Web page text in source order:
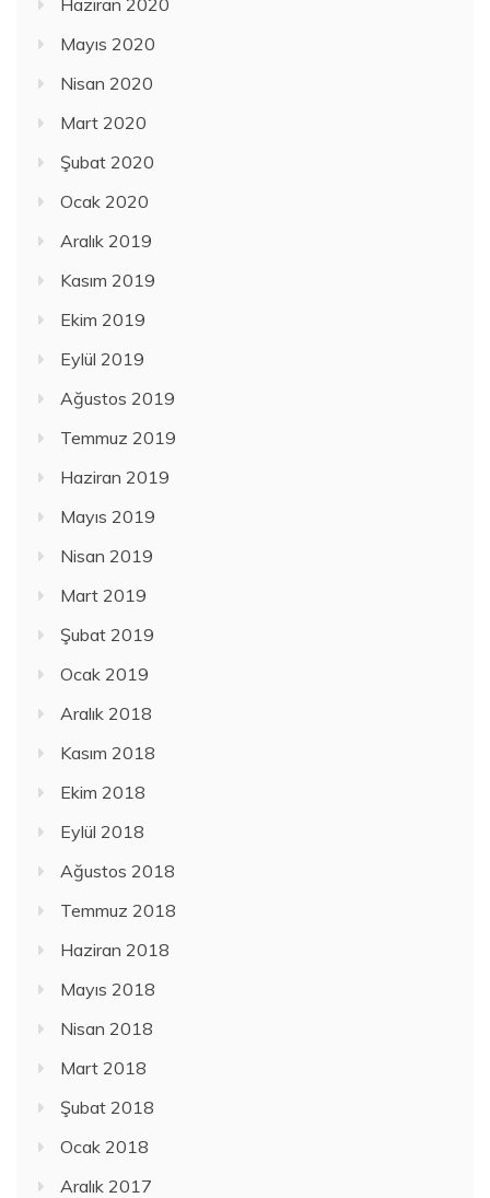
Mayıs 2020
Nisan 2020
Mart 2020
Şubat 2020
Ocak 2020
Aralık 2019
Kasım 2019
Ekim 2019
Eylül 2019
Ağustos 2019
Temmuz 2019
Haziran 2019
Mayıs 2019
Nisan 2019
Mart 2019
Şubat 2019
Ocak 2019
Aralık 2018
Kasım 2018
Ekim 2018
Eylül 2018
Ağustos 2018
Temmuz 2018
Haziran 2018
Mayıs 2018
Nisan 2018
Mart 2018
Şubat 2018
Ocak 2018
Aralık 2017